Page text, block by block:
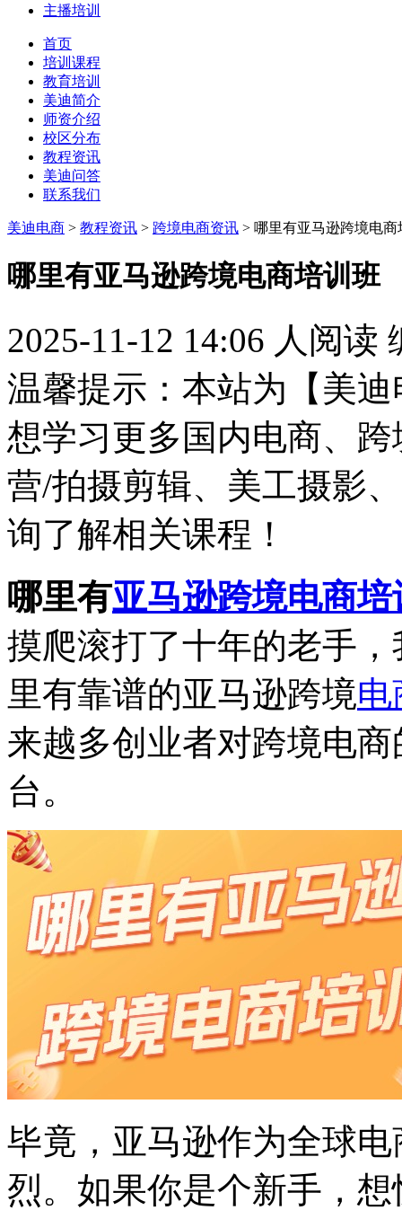
主播培训
首页
培训课程
教育培训
美迪简介
师资介绍
校区分布
教程资讯
美迪问答
联系我们
美迪电商 > 教程资讯 > 跨境电商资讯 > 哪里有亚马逊跨境电商
哪里有亚马逊跨境电商培训班
2025-11-12 14:06 人阅读
温馨提示：本站为【美
想学习更多国内电商、
营/拍摄剪辑、美工摄影
询了解相关课程！
哪里有亚马逊跨境电商培
摸爬滚打了十年的老手
里有靠谱的亚马逊跨境电
来越多创业者对跨境电
台。
毕竟，亚马逊作为全球
烈。如果你是个新手，